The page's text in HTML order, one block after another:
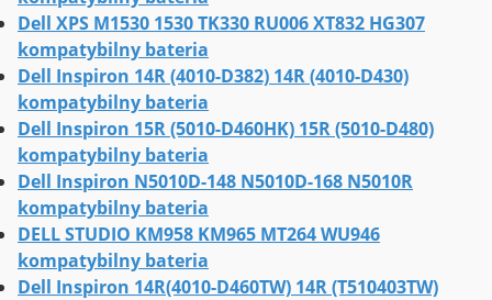
Dell XPS M1530 1530 TK330 RU006 XT832 HG307
kompatybilny bateria
Dell Inspiron 14R (4010-D382) 14R (4010-D430)
kompatybilny bateria
Dell Inspiron 15R (5010-D460HK) 15R (5010-D480)
kompatybilny bateria
Dell Inspiron N5010D-148 N5010D-168 N5010R
kompatybilny bateria
DELL STUDIO KM958 KM965 MT264 WU946
kompatybilny bateria
Dell Inspiron 14R(4010-D460TW) 14R (T510403TW)